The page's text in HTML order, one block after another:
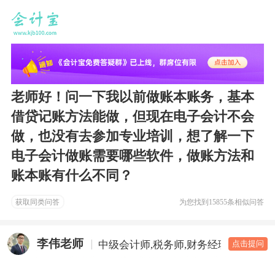
老师好！问一下我以前做账本账务，基本
借贷记账方法能做，但现在电子会计不会
做，也没有去参加专业培训，想了解一下
电子会计做账需要哪些软件，做账方法和
账本账有什么不同？
获取同类问答 为您找到15855条相似问答
李伟老师 中级会计师,税务师,财务经理 答疑老
点击提问